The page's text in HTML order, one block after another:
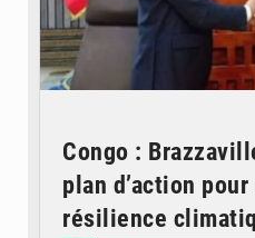
Congo :
plan d’action
résilience